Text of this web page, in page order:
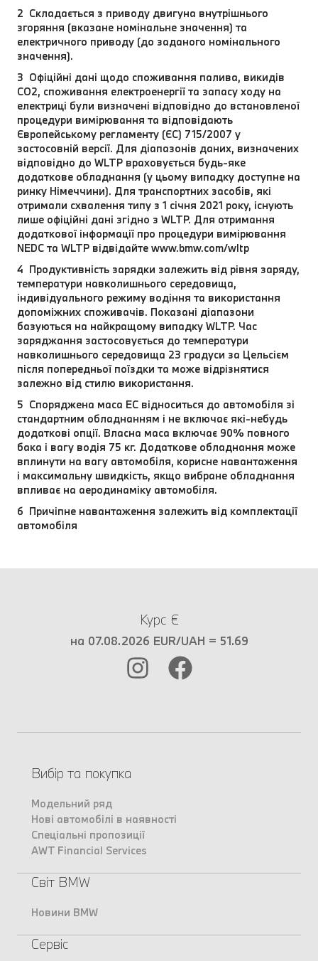
2 Складається з приводу двигуна внутрішнього
згоряння (вказане номінальне значення) та
електричного приводу (до заданого номінального
значення).
3 Офіційні дані щодо споживання палива, викидів
CO2, споживання електроенергії та запасу ходу на
електриці були визначені відповідно до встановленої
процедури вимірювання та відповідають
Європейському регламенту (ЄС) 715/2007 у
застосовній версії. Для діапазонів даних, визначених
відповідно до WLTP враховується будь-яке
додаткове обладнання (у цьому випадку доступне на
ринку Німеччини). Для транспортних засобів, які
отримали схвалення типу з 1 січня 2021 року, існують
лише офіційні дані згідно з WLTP. Для отримання
додаткової інформації про процедури вимірювання
NEDC та WLTP відвідайте www.bmw.com/wltp
4 Продуктивність зарядки залежить від рівня заряду,
температури навколишнього середовища,
індивідуального режиму водіння та використання
допоміжних споживачів. Показані діапазони
базуються на найкращому випадку WLTP. Час
заряджання застосовується до температури
навколишнього середовища 23 градуси за Цельсієм
після попередньої поїздки та може відрізнятися
залежно від стилю використання.
5 Споряджена маса EC відноситься до автомобіля зі
стандартним обладнанням і не включає які-небудь
додаткові опції. Власна маса включає 90% повного
бака і вагу водія 75 кг. Додаткове обладнання може
вплинути на вагу автомобіля, корисне навантаження
і максимальну швидкість, якщо вибране обладнання
впливає на аеродинаміку автомобіля.
6 Причіпне навантаження залежить від комплектації
автомобіля
Курс €
на 07.08.2026 EUR/UAH = 51.69
Вибір та покупка
Модельний ряд
Нові автомобілі в наявності
Спеціальні пропозиції
AWT Financial Services
Світ BMW
Новини BMW
Сервіс